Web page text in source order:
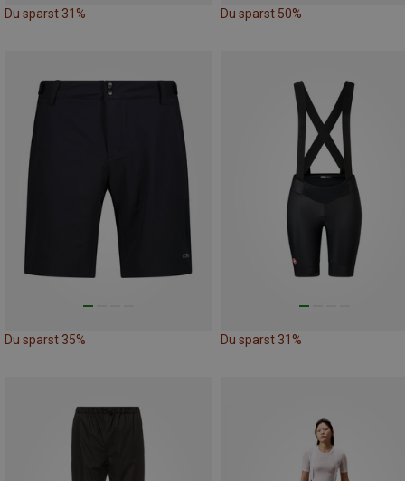
Du sparst 31% Du sparst 50%
Du sparst 35% Du sparst 31%